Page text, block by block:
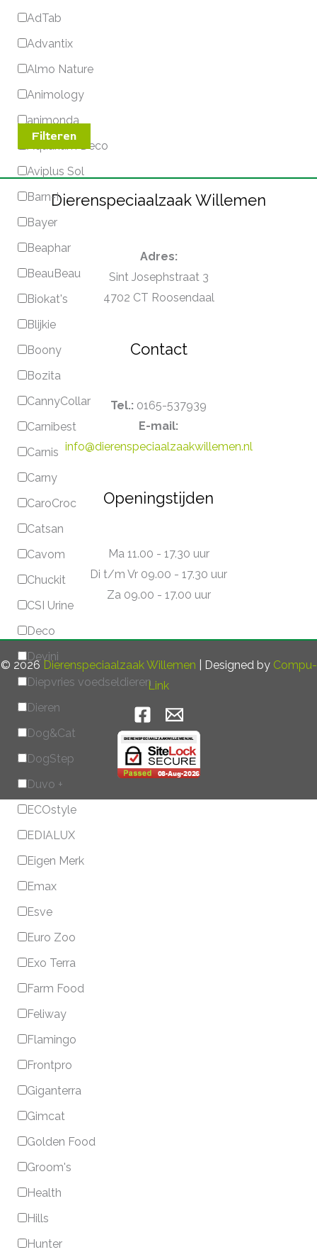
AdTab
Advantix
Almo Nature
Animology
animonda
Aquarium Deco
Aviplus Sol
Barn-I
Bayer
Beaphar
BeauBeau
Biokat's
Blijkie
Boony
Bozita
CannyCollar
Carnibest
Carnis
Carny
CaroCroc
Catsan
Cavom
Chuckit
CSI Urine
Deco
Devini
Diepvries voedseldieren
Dieren
Dog&Cat
DogStep
Duvo +
ECOstyle
EDIALUX
Eigen Merk
Emax
Esve
Euro Zoo
Exo Terra
Farm Food
Feliway
Flamingo
Frontpro
Giganterra
Gimcat
Golden Food
Groom's
Health
Hills
Hunter
Filteren
Dierenspeciaalzaak Willemen
Adres:
Sint Josephstraat 3
4702 CT Roosendaal
Contact
Tel.: 0165-537939
E-mail:
info@dierenspeciaalzaakwillemen.nl
Openingstijden
Ma 11.00 - 17.30 uur
Di t/m Vr 09.00 - 17.30 uur
Za 09.00 - 17.00 uur
© 2026 Dierenspeciaalzaak Willemen | Designed by Compu-
Link